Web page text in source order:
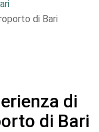
di Bari
di
di Bari